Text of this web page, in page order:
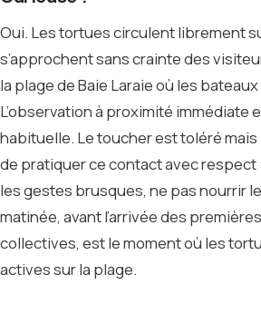
Oui. Les tortues circulent librement
s’approchent sans crainte des
la plage de Baie Laraie où les
L’observation à proximité immédiate
habituelle. Le toucher est toléré
de pratiquer ce contact avec respect
les gestes brusques, ne pas nourrir
matinée, avant l’arrivée des
collectives, est le moment où les
actives sur la plage.